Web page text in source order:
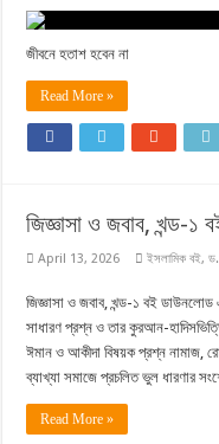
জীবনে হতাশ হবেন না
Read More »
জিজ্ঞাসা ও জবাব, খন্ড-১
April 13, 2026 ইসলামিক বই,ড.
জিজ্ঞাসা ও জবাব, খন্ড-১ বই ডাউনলোড
সাধারণ প্রশ্ন ও তার কুরআন-
ঈমান ও আকীদা বিষয়ক প্রশ্ন নামাজ,
ব্যাখ্যা সমাজে প্রচলিত ভুল ধারণার
Read More »